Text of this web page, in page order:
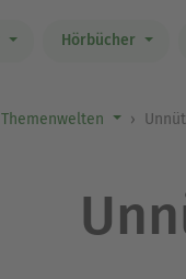
Hörbücher
Themenwelten